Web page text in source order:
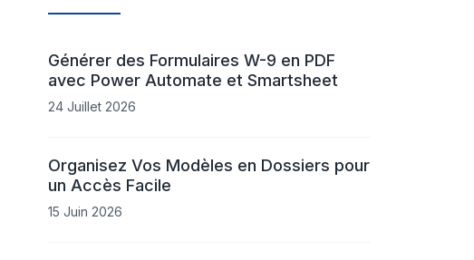
Générer des Formulaires W-9 en PDF
avec Power Automate et Smartsheet
24 Juillet 2026
Organisez Vos Modèles en Dossiers pour
un Accès Facile
15 Juin 2026